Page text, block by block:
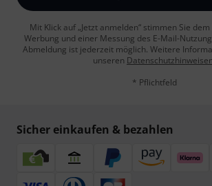
Mit Klick auf „Jetzt anmelden“ stimmen Sie
Werbung und einer Messung des E-Mail-
Abmeldung ist jederzeit möglich. Weitere
unseren Datenschutzhinweisen
* Pflichtfeld
Sicher einkaufen & bezahlen